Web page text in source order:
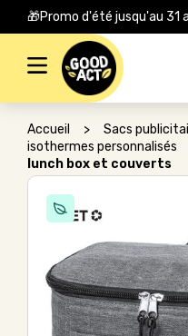
🎁Promo d'été jusqu'au 31
Rechercher :
Accueil > Sacs
isothermes personnalisés
lunch box et couverts